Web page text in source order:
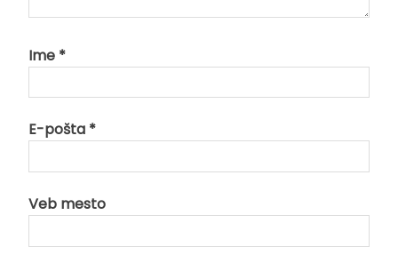
Ime *
E-pošta *
Veb mesto